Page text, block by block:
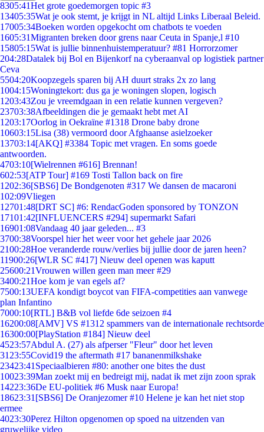
8305:41Het grote goedemorgen topic #3
13405:35Wat je ook stemt, je krijgt in NL altijd Links Liberaal Beleid.
17005:34Boeken worden opgekocht om chatbots te voeden
1605:31Migranten breken door grens naar Ceuta in Spanje,l #10
15805:15Wat is jullie binnenhuistemperatuur? #81 Horrorzomer
204:28Datalek bij Bol en Bijenkorf na cyberaanval op logistiek partner
Ceva
5504:20Koopzegels sparen bij AH duurt straks 2x zo lang
1004:15Woningtekort: dus ga je woningen slopen, logisch
1203:43Zou je vreemdgaan in een relatie kunnen vergeven?
23703:38Afbeeldingen die je gemaakt hebt met AI
1203:17Oorlog in Oekraïne #1318 Drone baby drone
10603:15Lisa (38) vermoord door Afghaanse asielzoeker
13703:14[AKQ] #3384 Topic met vragen. En soms goede
antwoorden.
4703:10[Wielrennen #616] Brennan!
602:53[ATP Tour] #169 Tosti Tallon back on fire
1202:36[SBS6] De Bondgenoten #317 We dansen de macaroni
102:09Vliegen
12701:48[DRT SC] #6: RendacGoden sponsored by TONZON
17101:42[INFLUENCERS #294] supermarkt Safari
16901:08Vandaag 40 jaar geleden... #3
3700:38Voorspel hier het weer voor het gehele jaar 2026
2100:28Hoe veranderde rouw/verlies bij jullie door de jaren heen?
11900:26[WLR SC #417] Nieuw deel openen was kaputt
25600:21Vrouwen willen geen man meer #29
3400:21Hoe kom je van egels af?
7500:13UEFA kondigt boycot van FIFA-competities aan vanwege
plan Infantino
7000:10[RTL] B&B vol liefde 6de seizoen #4
16200:08[AMV] VS #1312 spammers van de internationale rechtsorde
16300:00[PlayStation #184] Nieuw deel
4523:57Abdul A. (27) als afperser "Fleur" door het leven
31 23:55Covid19 the aftermath #17 bananenmilkshake
23423:41 Speciaalbieren #80: another one bites the dust
10023:39Man zoekt mij en bedreigt mij, nadat ik met zijn zoon sprak
14223:36De EU-politiek #6 Musk naar Europa!
18623:31 [SBS6] De Oranjezomer #10 Helene je kan het niet stop
ermee
4023:30Perez Hilton opgenomen op spoed na uitzenden van
gruwelijke video